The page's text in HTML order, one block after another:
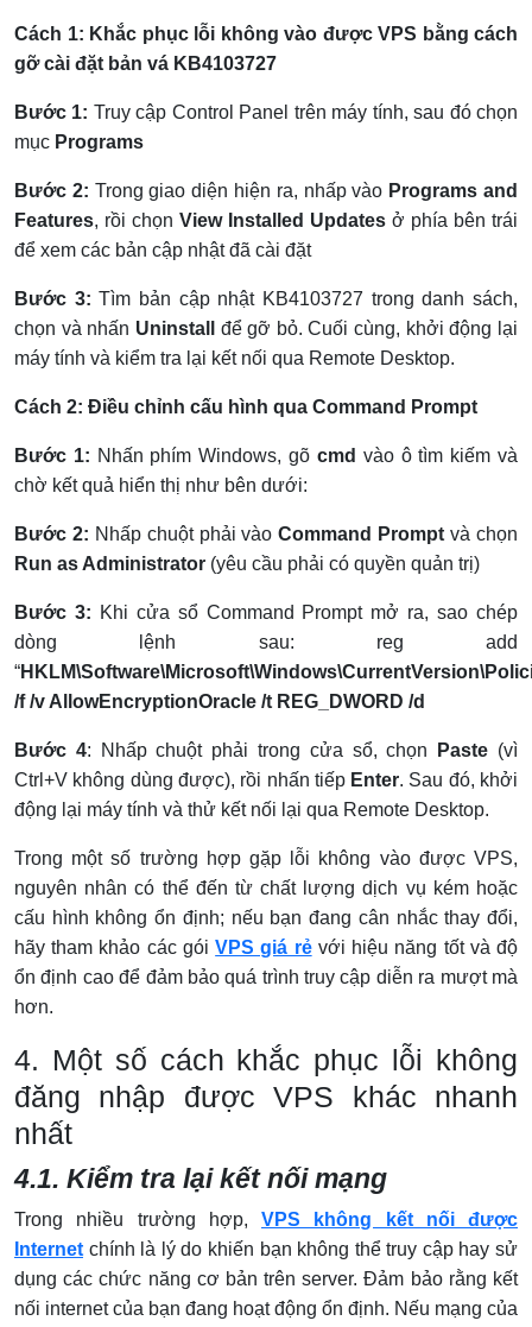
Cách 1: Khắc phục lỗi không vào được VPS bằng cách
gỡ cài đặt bản vá KB4103727
Bước 1: Truy cập Control Panel trên máy tính, sau đó chọn
mục Programs
Bước 2: Trong giao diện hiện ra, nhấp vào Programs and
Features, rồi chọn View Installed Updates ở phía bên trái
để xem các bản cập nhật đã cài đặt
Bước 3: Tìm bản cập nhật KB4103727 trong danh sách,
chọn và nhấn Uninstall
để gỡ bỏ. Cuối cùng, khởi động lại
máy tính và kiểm tra lại kết nối qua Remote Desktop.
Cách 2: Điều chỉnh cấu hình qua Command Prompt
Bước 1: Nhấn phím Windows, gõ cmd vào ô tìm kiếm và
chờ kết quả hiển thị như bên dưới:
Bước 2: Nhấp chuột phải vàoCommand Promptvà chọn
Run as Administrator (yêu cầu phải có quyền quản trị)
Bước 3: Khi cửa sổ Command Prompt mở ra, sao chép
dòng lệnh sau: reg add
“
/f /v AllowEncryptionOracle /t REG_DWORD /d
Bước 4: Nhấp chuột phải trong cửa sổ, chọn Paste (vì
Ctrl+V không dùng được), rồi nhấn tiếpEnter. Sau đó, khởi
động lại máy tính và thử kết nối lại qua Remote Desktop.
Trong một số trường hợp gặp lỗi không vào được VPS,
nguyên nhân có thể đến từ chất lượng dịch vụ kém hoặc
cấu hình không ổn định; nếu bạn đang cân nhắc thay đổi,
hãy tham khảo các góiVPS giá rẻvới hiệu năng tốt và độ
ổn định cao để đảm bảo quá trình truy cập diễn ra mượt mà
hơn.
4. Một số cách khắc phục lỗi không
đăng nhập được VPS khác nhanh
nhất
4.1. Kiểm tra lại kết nối mạng
Trong nhiều trường hợp, VPS không kết nối được
Internet chính là lý do khiến bạn không thể truy cập hay sử
dụng các chức năng cơ bản trên server. Đảm bảo rằng kết
nối internet của bạn đang hoạt động ổn định. Nếu mạng của